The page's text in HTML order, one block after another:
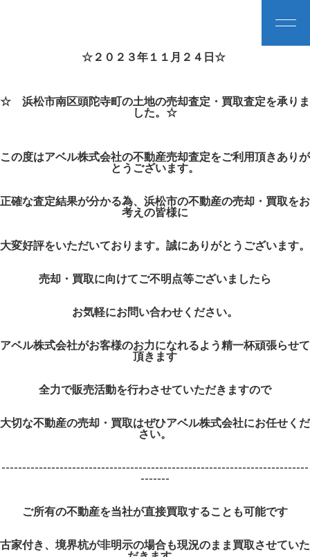
☆２０２３年１１月２４日☆
☆ 浜松市南区頭陀寺町の土地の売却査定・買取査定を承りま
した。☆
この度はアベル株式会社の不動産売却査定をご利用頂きありが
とうございます。
正確な査定結果が分かる為、浜松市の不動産の売却・買取をお
考えの皆様に
大変好評をいただいております。誠にありがとうございます。
売却・買取に向けてご不明点等ございましたら
お気軽にお問い合わせください。
アベル株式会社がお客様のお力になれるよう精一杯頑張らせて
頂きます
全力で販売活動を行わさせていただきますので
大切な不動産の売却・買取はぜひアベル株式会社にお任せくだ
さい。
--------------------------------------------------------------------------
-------
ご所有の不動産を当社が直接買取することも可能です
古家付き、境界杭が非明示の場合も現況のまま買取させていた